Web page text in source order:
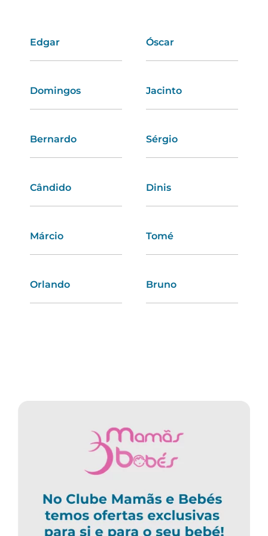
Edgar Óscar
Domingos Jacinto
Bernardo Sérgio
Cândido Dinis
Márcio Tomé
Orlando Bruno
Iara Cátia
Rosana Pilar
Estela Leila
Tânia Mónica
Tâmara Érica
Tatiana Mara